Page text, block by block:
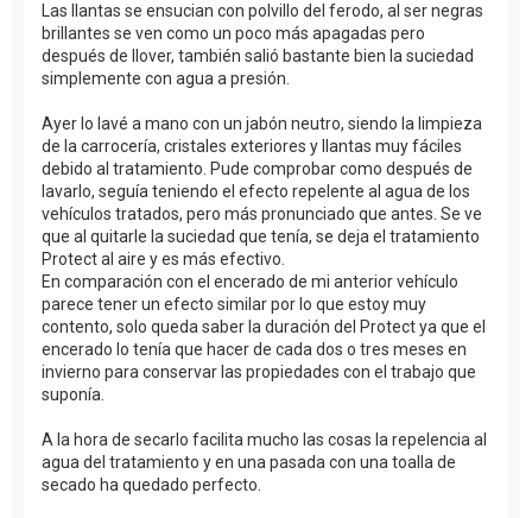
Las llantas se ensucian con polvillo del ferodo, al ser negras
brillantes se ven como un poco más apagadas pero
después de llover, también salió bastante bien la suciedad
simplemente con agua a presión.
Ayer lo lavé a mano con un jabón neutro, siendo la limpieza
de la carrocería, cristales exteriores y llantas muy fáciles
debido al tratamiento. Pude comprobar como después de
lavarlo, seguía teniendo el efecto repelente al agua de los
vehículos tratados, pero más pronunciado que antes. Se ve
que al quitarle la suciedad que tenía, se deja el tratamiento
Protect al aire y es más efectivo.
En comparación con el encerado de mi anterior vehículo
parece tener un efecto similar por lo que estoy muy
contento, solo queda saber la duración del Protect ya que el
encerado lo tenía que hacer de cada dos o tres meses en
invierno para conservar las propiedades con el trabajo que
suponía.
A la hora de secarlo facilita mucho las cosas la repelencia al
agua del tratamiento y en una pasada con una toalla de
secado ha quedado perfecto.